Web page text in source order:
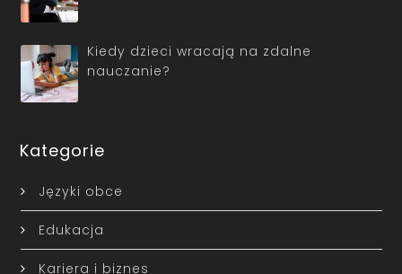
Kiedy dzieci wracają na zdalne
nauczanie?
Kategorie
Języki obce
Edukacja
Kariera i biznes